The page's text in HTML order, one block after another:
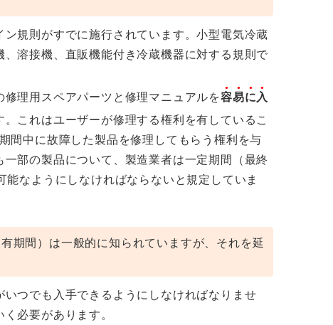
規則がすでに施行されています。小型電気冷蔵
溶接機、直販機能付き冷蔵機器に対する規則で
理用スペアパーツと修理マニュアルを容易に入
。これはユーザーが修理する権利を有しているこ
間中に故障した製品を修理してもらう権利を与
部の製品について、製造業者は一定期間（最終
なようにしなければならないと規定していま
期間）は一般的に知られていますが、それを延
つでも入手できるようにしなければなりませ
必要があります。